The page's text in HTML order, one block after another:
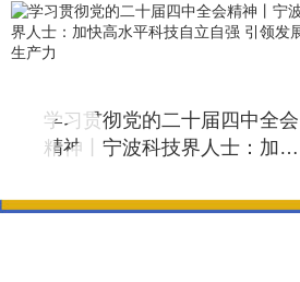
学习贯彻党的二十届四中全会
精神丨宁波科技界人士：加快
展新质生产力